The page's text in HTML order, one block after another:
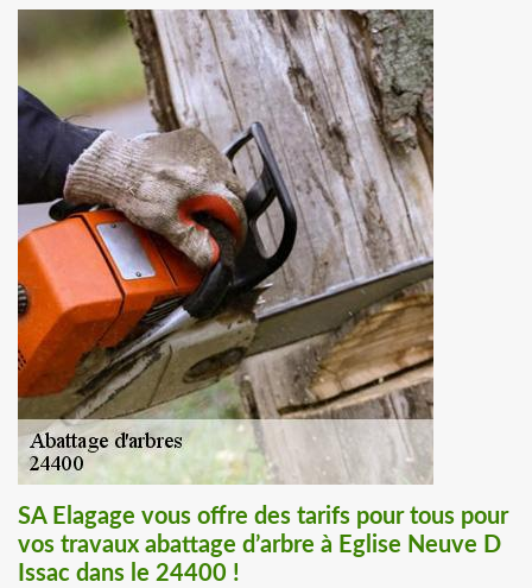
SA Elagage vous offre des tarifs pour tous pour
vos travaux abattage d’arbre à Eglise Neuve D
Issac dans le 24400 !